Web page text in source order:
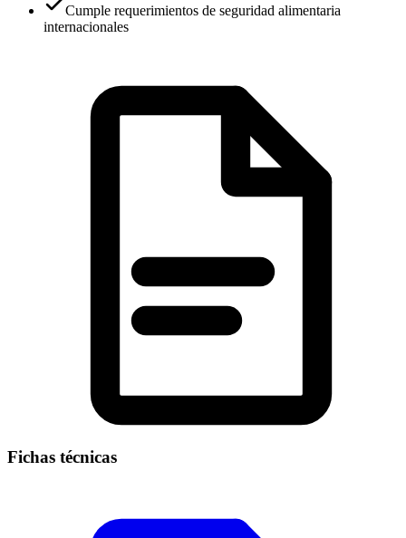
Cumple requerimientos de seguridad alimentaria
internacionales
Fichas técnicas